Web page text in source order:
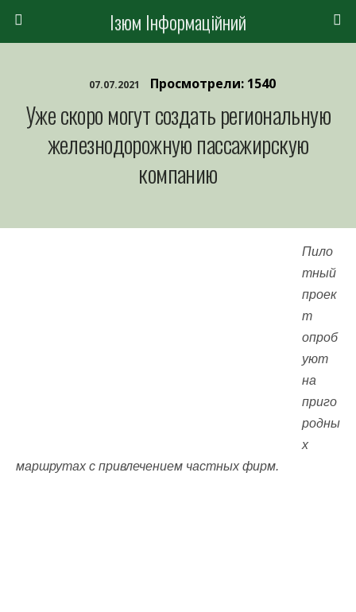
Ізюм Інформаційний
07.07.2021 Просмотрели: 1540
Уже скоро могут создать региональную
железнодорожную пассажирскую
компанию
Пило
тный
проек
т
опроб
уют
на
приго
родны
х
маршрутах с привлечением частных фирм.